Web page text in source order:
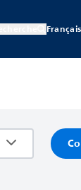
Français